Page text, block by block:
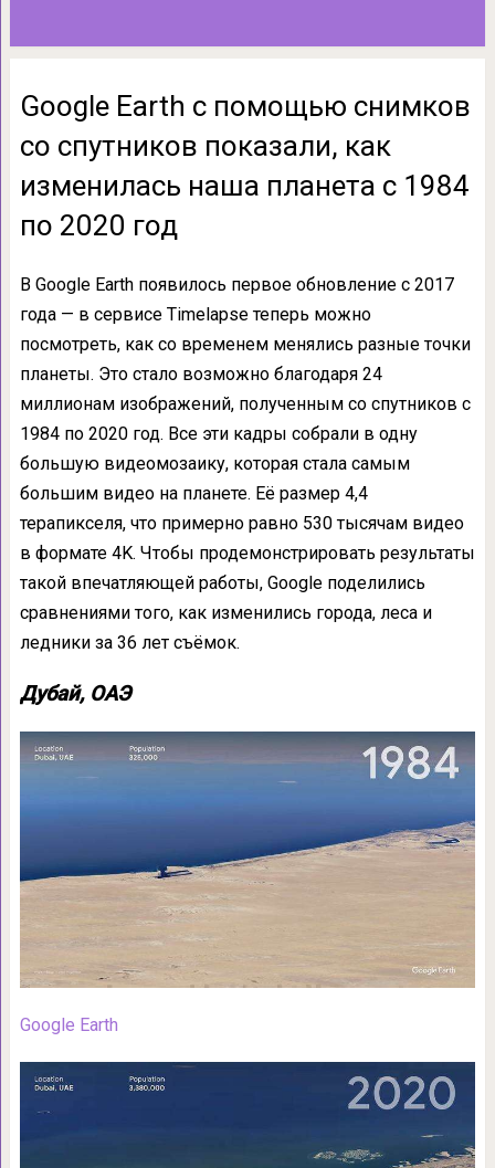
Google Earth с помощью снимков
со спутников показали, как
изменилась наша планета с 1984
по 2020 год
В Google Earth появилось первое обновление с 2017
года — в сервисе Timelapse теперь можно
посмотреть, как со временем менялись разные точки
планеты. Это стало возможно благодаря 24
миллионам изображений, полученным со спутников с
1984 по 2020 год. Все эти кадры собрали в одну
большую видеомозаику, которая стала самым
большим видео на планете. Её размер 4,4
терапикселя, что примерно равно 530 тысячам видео
в формате 4K. Чтобы продемонстрировать результаты
такой впечатляющей работы, Google поделились
сравнениями того, как изменились города, леса и
ледники за 36 лет съёмок.
Дубай, ОАЭ
Google Earth